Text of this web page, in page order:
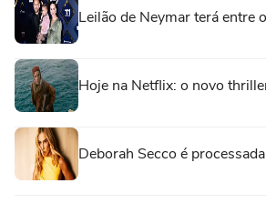
Leilão de Neymar terá entre
Hoje na Netflix: o novo
Deborah Secco é